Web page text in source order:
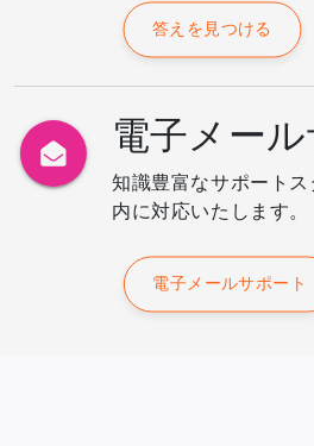
答えを見つける
電子メー
知識豊富なサポート
内に対応いたします。
電子メールサポート